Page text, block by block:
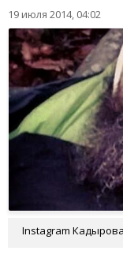
19 июля 2014, 04:02
Instagram Кадырова